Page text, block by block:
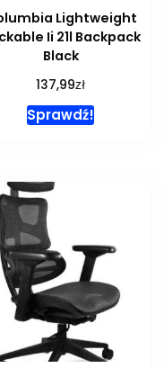
Lightweight
Ii 21l Backpack
Black
137,99zł
Sprawdź!